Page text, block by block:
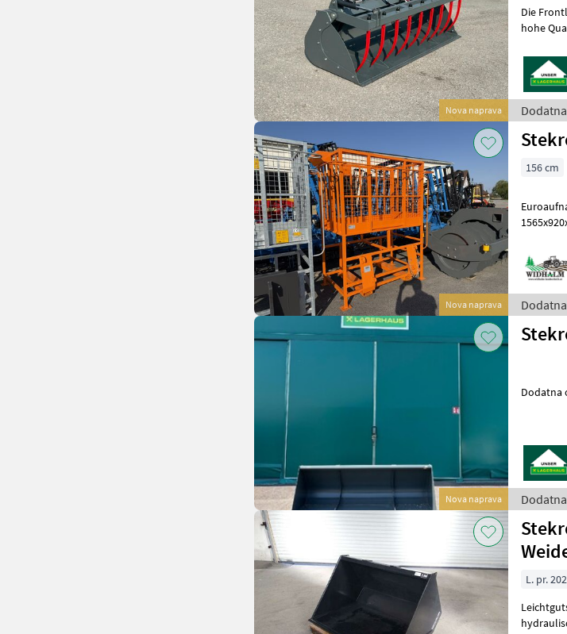
Nova naprava
Die
hohe
Nova naprava
156 cm
Euroaufnahme, Stapleraufnahme,
1565x920x2120mm Dodatna
Nova naprava
Dodatna
L. pr.